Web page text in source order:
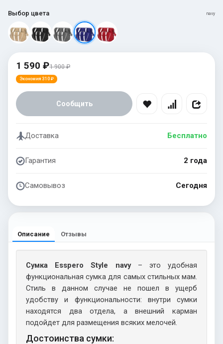
Выбор цвета navy
1 590 ₽1 900 ₽
Экономия 310 ₽
Сообщить
Доставка Бесплатно
Гарантия 2 года
Самовывоз Сегодня
Описание Отзывы
Сумка Esspero Style navy– это удобная
функциональная сумка для самых стильных мам.
Cтиль в данном случае не пошел в ущерб
удобству и функциональности: внутри сумки
находятся два отдела, а внешний карман
подойдет для размещения всяких мелочей.
Достоинства сумки: